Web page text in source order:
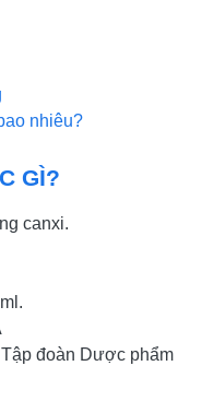
nhiêu?
GÌ?
canxi.
đoàn Dược phẩm